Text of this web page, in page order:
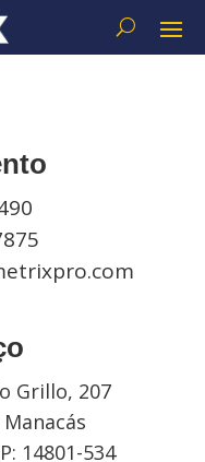
Grillo, 207
14801-534